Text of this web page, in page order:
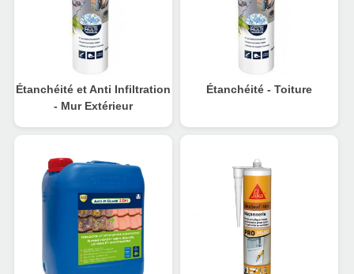
Étanchéité et Anti Infiltration
- Mur Extérieur
Étanchéité - Toiture